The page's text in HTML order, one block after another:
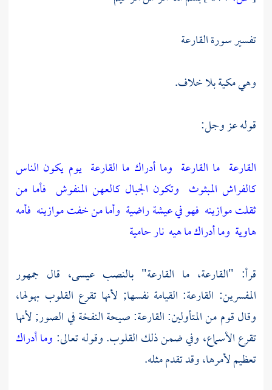
تفسير سورة القارعة
وهي مكية بلا خلاف.
قوله عز وجل:
القارعة ما القارعة وما أدراك ما القارعة يوم يكون الناس
كالفراش المبثوث وتكون الجبال كالعهن المنفوش فأما من
ثقلت موازينه فهو في عيشة راضية وأما من خفت موازينه فأمه
هاوية وما أدراك ما هيه نار حامية
قرأ: "القارعة، ما القارعة" بالنصب عيسى، قال جمهور
المفسرين: القارعة: القيامة نفسها; لأنها تقرع القلوب بهولها،
وقال قوم من المتأولين: القارعة: صيحة النفخة في الصور; لأنها
تقرع الأسماع، وفي ضمن ذلك القلوب. وقوله تعالى: وما أدراك
تعظيم لأمرها، وقد تقدم مثله.